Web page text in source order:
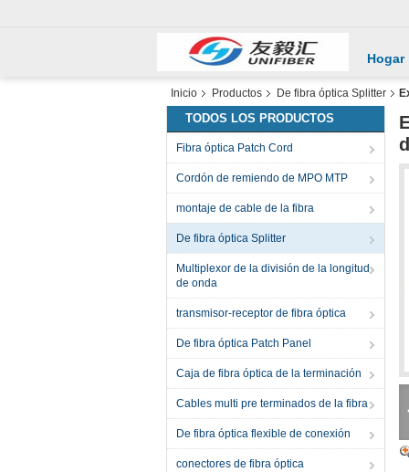
Hogar
Inicio Productos De fibra óptica Splitter
TODOS LOS PRODUCTOS
Fibra óptica Patch Cord
Cordón de remiendo de MPO MTP
montaje de cable de la fibra
De fibra óptica Splitter
Multiplexor de la división de la longitud
de onda
transmisor-receptor de fibra óptica
De fibra óptica Patch Panel
Caja de fibra óptica de la terminación
Cables multi pre terminados de la fibra
De fibra óptica flexible de conexión
conectores de fibra óptica